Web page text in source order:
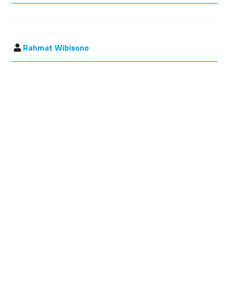
Rahmat Wibisono